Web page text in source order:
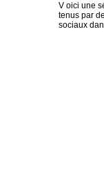
V oici une
tenus par
sociaux